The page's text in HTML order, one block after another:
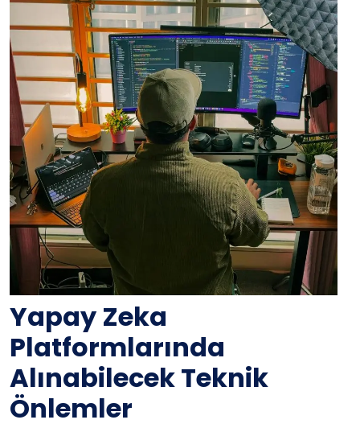
Yapay Zeka
Platformlarında
Alınabilecek Teknik
Önlemler